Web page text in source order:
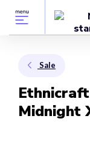
Sale
Midnight